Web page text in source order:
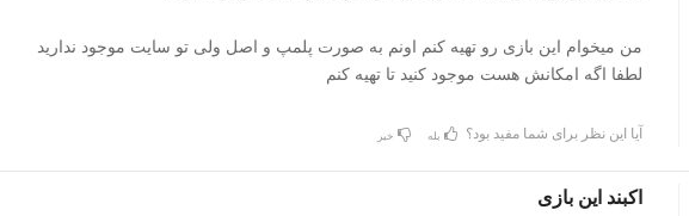
من میخوام این بازی رو تهیه کنم اونم به صورت پلمپ و اصل ولی تو سایت موجود ندارید
لطفا اگه امکانش هست موجود کنید تا تهیه کنم
آیا این نظر برای شما مفید بود؟ بله خیر
اکبند این بازی